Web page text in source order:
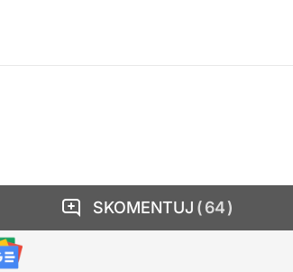
SKOMENTUJ 64